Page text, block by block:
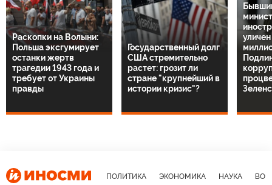
Раскопки на Волыни:
Польша эксгумирует
останки жертв
трагедии 1943 года и
требует от Украины
правды
Государственный долг
США стремительно
растет: грозит ли
стране "крупнейший в
истории кризис"?
ПОЛИТИКА ЭКОНОМИКА НАУКА